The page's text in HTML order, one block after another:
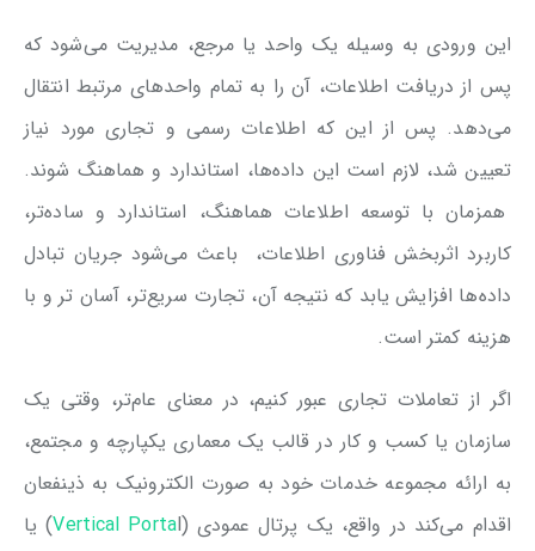
اين ورودی به وسيله يک واحد يا مرجع، مديريت می‌شود كه
پس از دريافت اطلاعات، آن را به تمام واحدهای مرتبط انتقال
می‌دهد. پس از اين كه اطلاعات رسمی و تجاری مورد نياز
تعيين شد، لازم است اين داده‌ها، استاندارد و هماهنگ شوند.
همزمان با توسعه اطلاعات هماهنگ، استاندارد و ساده‌تر،
كاربرد اثربخش فناوری اطلاعات، باعث می‌شود جريان تبادل
داده‌ها افزايش يابد كه نتيجه آن، تجارت سريع‌تر، آسان تر و با
هزينه كمتر است.
اگر از تعاملات تجاری عبور کنیم، در معنای عام‌تر، وقتی یک
سازمان یا کسب و کار در قالب یک معماری یکپارچه و مجتمع،
به ارائه مجموعه خدمات خود به صورت الکترونیک به ذینفعان
اقدام می‌کند در واقع، یک پرتال عمودی (Vertical Portal) یا